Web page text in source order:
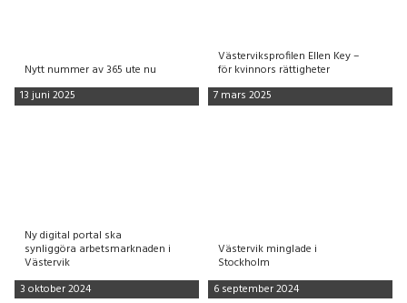
Nytt nummer av 365 ute nu
13 juni 2025
Västerviksprofilen Ellen Key –
för kvinnors rättigheter
7 mars 2025
Ny digital portal ska
synliggöra arbetsmarknaden i
Västervik
3 oktober 2024
Västervik minglade i
Stockholm
6 september 2024